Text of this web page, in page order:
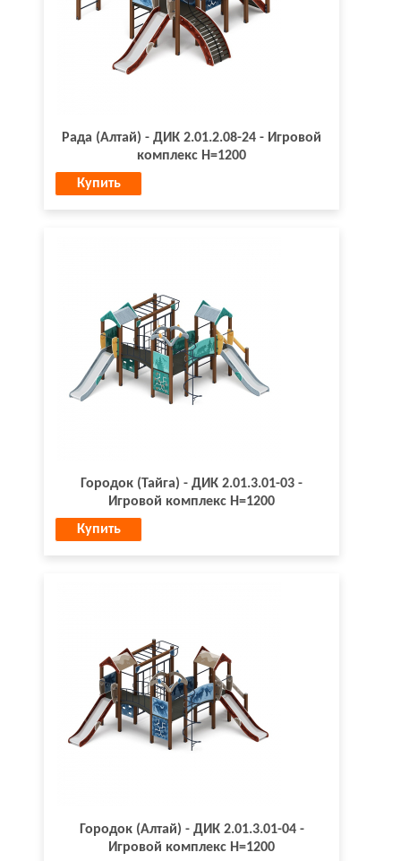
Рада (Алтай) - ДИК 2.01.2.08-24 - Игровой
комплекс H=1200
Купить
Городок (Тайга) - ДИК 2.01.3.01-03 -
Игровой комплекс H=1200
Купить
Городок (Алтай) - ДИК 2.01.3.01-04 -
Игровой комплекс H=1200